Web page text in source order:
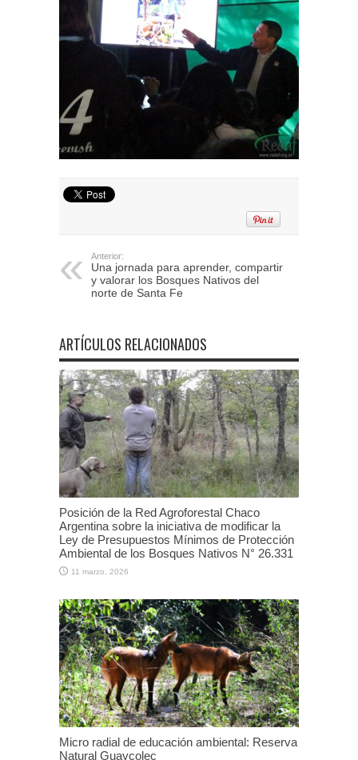
Anterior:
Una jornada para aprender, compartir
y valorar los Bosques Nativos del
norte de Santa Fe
ARTÍCULOS RELACIONADOS
Posición de la Red Agroforestal Chaco
Argentina sobre la iniciativa de modificar la
Ley de Presupuestos Mínimos de Protección
Ambiental de los Bosques Nativos N° 26.331
11 marzo, 2026
Micro radial de educación ambiental: Reserva
Natural Guaycolec